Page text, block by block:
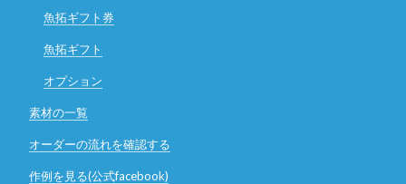
魚拓ギフト券
魚拓ギフト
オプション
素材の一覧
オーダーの流れを確認する
作例を見る(公式facebook)